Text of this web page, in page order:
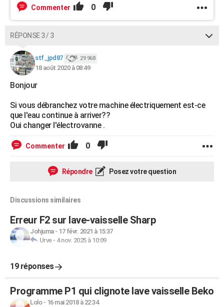
Commenter 0
RÉPONSE 3 / 3
stf_jpd87 29 968
18 août 2020 à 08:49
Bonjour
Si vous débranchez votre machine électriquement est-ce
que l'eau continue à arriver??
Oui changer l'électrovanne .
Commenter 0
Répondre Posez votre question
Discussions similaires
Erreur F2 sur lave-vaisselle Sharp
Johjuma- 17 févr. 2021 à 15:37
Urve- 4 nov. 2025 à 10:09
19 réponses
Programme P1 qui clignote lave vaisselle Beko
Lolo- 16 mai 2018 à 22:34